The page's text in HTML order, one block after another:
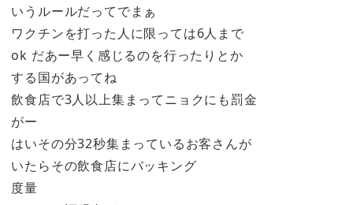
いうルールだってでまぁ
ワクチンを打った人に限っては6人まで
ok だあー早く感じるのを行ったりとか
する国があってね
飲食店で3人以上集まってニョクにも罰金
がー
はいその分32秒集まっているお客さんが
いたらその飲食店にバッキング
度量